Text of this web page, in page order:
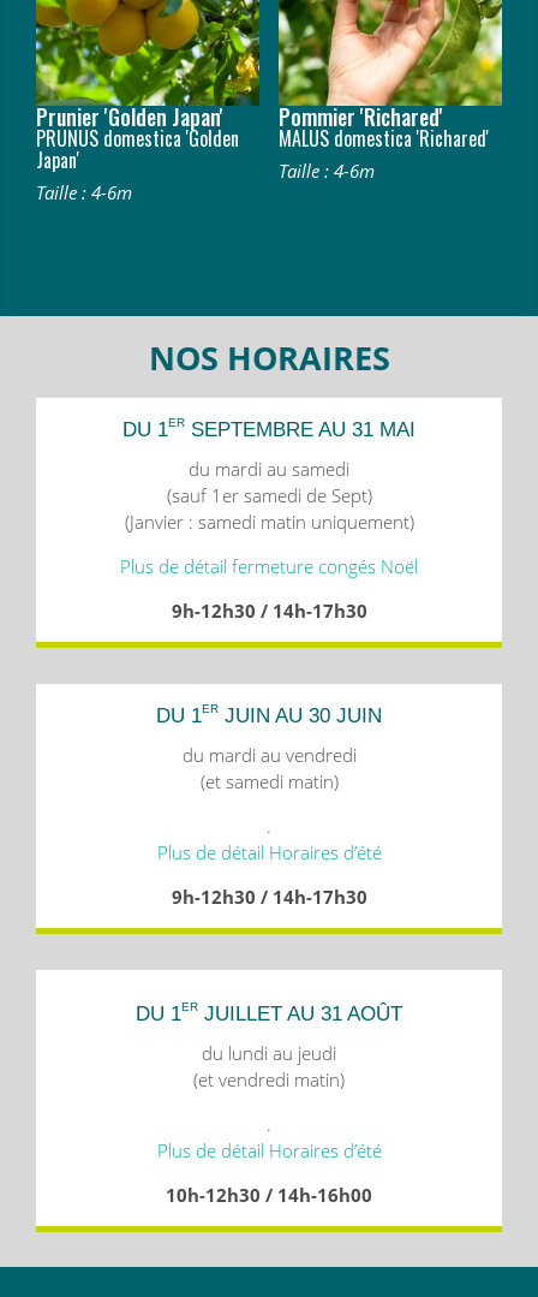
Prunier 'Golden Japan'
PRUNUS domestica 'Golden
Japan'
Taille : 4-6m
Pommier 'Richared'
MALUS domestica 'Richared'
Taille : 4-6m
NOS HORAIRES
DU 1ER SEPTEMBRE AU 31 MAI
du mardi au samedi
(sauf 1er samedi de Sept)
(Janvier : samedi matin uniquement)
Plus de détail fermeture congés Noël
9h-12h30 / 14h-17h30
DU 1ER JUIN AU 30 JUIN
du mardi au vendredi
(et samedi matin)
.
Plus de détail Horaires d’été
9h-12h30 / 14h-17h30
DU 1ER JUILLET AU 31 AOÛT
du lundi au jeudi
(et vendredi matin)
.
Plus de détail Horaires d’été
10h-12h30 / 14h-16h00